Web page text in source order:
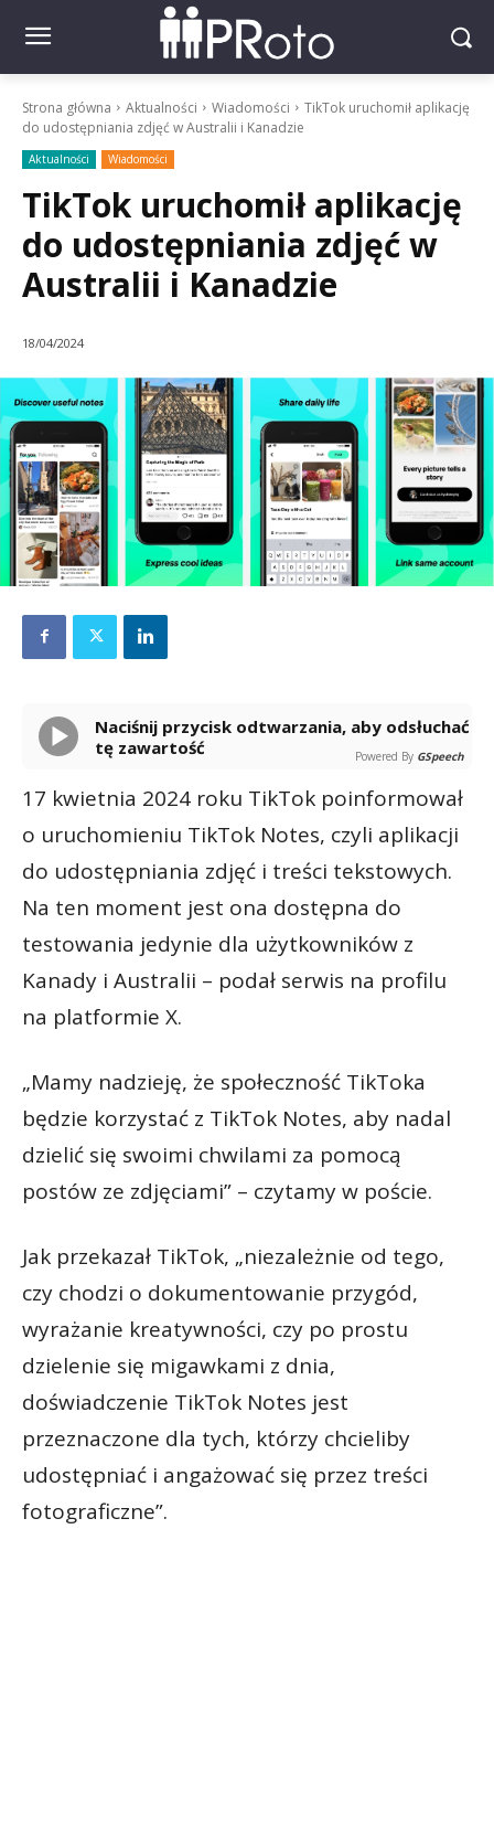
Strona główna Aktualności Wiadomości
TikTok uruchomił aplikację
do udostępniania zdjęć w Australii i Kanadzie
Aktualności Wiadomości
TikTok uruchomił aplikację
do udostępniania zdjęć w
Australii i Kanadzie
18/04/2024
Naciśnij przycisk odtwarzania, aby odsłuchać
tę zawartość
Powered By GSpeech
17 kwietnia 2024 roku TikTok poinformował
o uruchomieniu TikTok Notes, czyli aplikacji
do udostępniania zdjęć i treści tekstowych.
Na ten moment jest ona dostępna do
testowania jedynie dla użytkowników z
Kanady i Australii – podał serwis na profilu
na platformie X.
„Mamy nadzieję, że społeczność TikToka
będzie korzystać z TikTok Notes, aby nadal
dzielić się swoimi chwilami za pomocą
postów ze zdjęciami” – czytamy w poście.
Jak przekazał TikTok, „niezależnie od tego,
czy chodzi o dokumentowanie przygód,
wyrażanie kreatywności, czy po prostu
dzielenie się migawkami z dnia,
doświadczenie TikTok Notes jest
przeznaczone dla tych, którzy chcieliby
udostępniać i angażować się przez treści
fotograficzne”.